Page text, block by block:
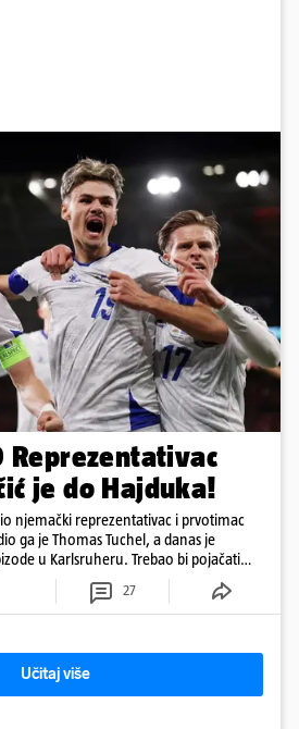
Reprezentativac
je do Hajduka!
njemački reprezentativac i prvotimac
ga je Thomas Tuchel, a danas je
u Karlsruheru. Trebao bi pojačati
27
Učitaj više